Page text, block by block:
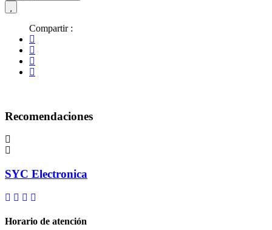
Compartir :
Recomendaciones
SYC Electronica
Horario de atención